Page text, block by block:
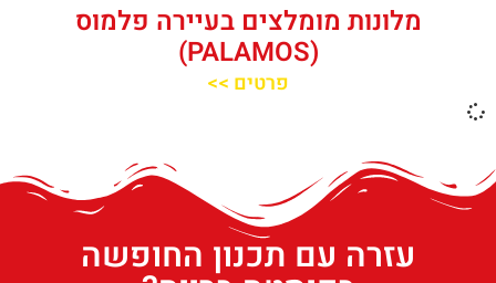
מלונות מומלצים בעיירה פלמוס
(PALAMOS)
פרטים >>
עזרה עם תכנון החופשה